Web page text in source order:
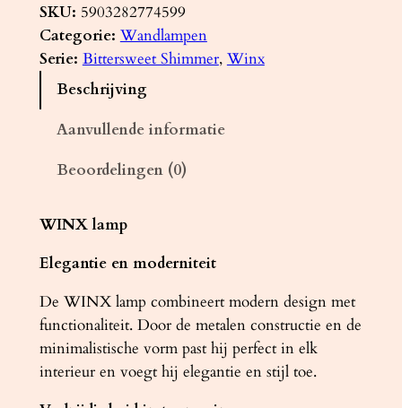
n
d
l
X
w
r
t
/
k
SKU: 5903282774599
Categorie: Wandlampen
Serie: Bittersweet Shimmer, Winx
Beschrijving
Aanvullende informatie
Beoordelingen (0)
WINX lamp
Elegantie en moderniteit
De WINX lamp combineert modern design met
functionaliteit. Door de metalen constructie en de
minimalistische vorm past hij perfect in elk
interieur en voegt hij elegantie en stijl toe.